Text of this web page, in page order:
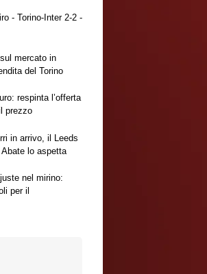
- Torino-Inter 2-2 -
mercato in
del Torino
respinta l’offerta
prezzo
in arrivo, il Leeds
lo aspetta
nel mirino:
per il